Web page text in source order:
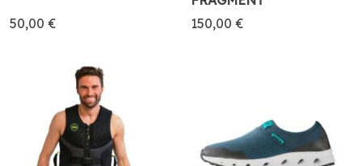
50,00 €
150,00 €